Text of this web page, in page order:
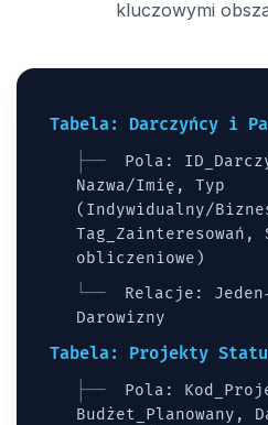
kluczowymi
Tabela: Darczyńcy i
Pola:
Nazwa/Imię, Typ
(Indywidualny/
Tag_Zainteresowań,
obliczeniowe)
Relacje:
Darowizny
Tabela: Projekty
Pola:
Budżet_Planowany,